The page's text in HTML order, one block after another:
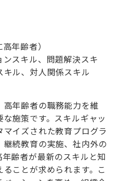
年齢者）
スキル、問題解決スキ
ル、対人関係スキル
年齢者の職務能力を維
施策です。スキルギャッ
イズされた教育プログラ
続教育の実施、社内外の
齢者が最新のスキルと知
ことが求められます。こ